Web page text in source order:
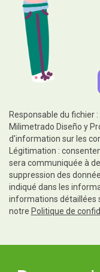
Responsable du fichier
Milimetrado Diseño y
d'information sur les
Légitimation :
sera communiquée à
suppression des
indiqué dans les
informations détaillées
notre Politique de